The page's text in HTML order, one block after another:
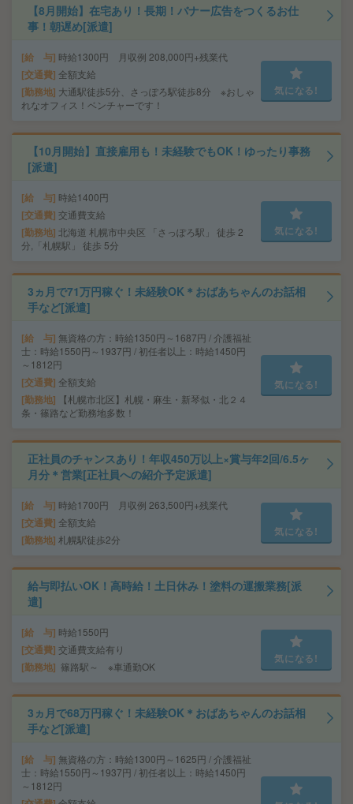
【8月開始】在宅あり！長期！バナー広告をつくるお仕
事！朝遅め[派遣]
給 与 時給1300円 月収例 208,000円+残業代
交通費 全額支給
勤務地 大通駅徒歩5分、さっぽろ駅徒歩8分 ※おしゃ
れなオフィス！ベンチャーです！
気になる!
【10月開始】直接雇用も！未経験でもOK！ゆったり事務
[派遣]
給 与 時給1400円
交通費 交通費支給
勤務地 北海道 札幌市中央区 「さっぽろ駅」 徒歩 2
分,「札幌駅」 徒歩 5分
気になる!
3ヵ月で71万円稼ぐ！未経験OK＊おばあちゃんのお話相
手など[派遣]
給 与 無資格の方：時給1350円～1687円 / 介護福祉
士：時給1550円～1937円 / 初任者以上：時給1450円
～1812円
交通費 全額支給
勤務地
【札幌市北区】札幌・麻生・新琴似・北２４
条・篠路など勤務地多数！
気になる!
正社員のチャンスあり！年収450万以上×賞与年2回/6.5ヶ
月分＊営業[正社員への紹介予定派遣]
給 与 時給1700円 月収例 263,500円+残業代
交通費 全額支給
勤務地 札幌駅徒歩2分
気になる!
給与即払いOK！高時給！土日休み！塗料の運搬業務[派
遣]
給 与 時給1550円
交通費 交通費支給有り
勤務地 篠路駅～ ※車通勤OK
気になる!
3ヵ月で68万円稼ぐ！未経験OK＊おばあちゃんのお話相
手など[派遣]
給 与 無資格の方：時給1300円～1625円 / 介護福祉
士：時給1550円～1937円 / 初任者以上：時給1450円
～1812円